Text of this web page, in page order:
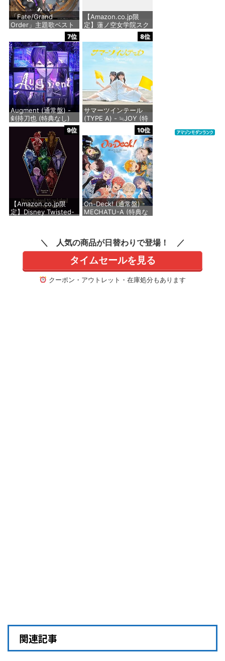
小
価格：¥2,860
「Fate/Grand
Order」主題歌ベスト
アルバム 余韻 [初回限
定盤] [2CD + Blu-ray]
- 坂本真綾
価格：¥4,950
【Amazon.co.jp限
定】蓮ノ空女学院スク
ールアイドルクラブ
Extraシングル「タイ
トル未定」 - 蓮ノ空女
学院スクールアイドル
クラブ[日野下花帆、
村野さやか、大沢瑠璃
乃、百生吟子、徒町小
鈴、安養寺姫芽、セラ
ス 柳田 リリエンフェ
ルト、桂城
価格：¥1,430
7位
Augment (通常盤) -
剣持刀也 (特典なし)
価格：¥2,750
8位
サマーツインテール
(TYPE A) - ≒JOY (特
価格：¥1,488
9位
【Amazon.co.jp限
定】Disney Twisted-
特典：MVミニブロマ
イド7枚セット[サバナ
クロー寮]付)(初回生産
限定盤)
価格：¥6,050
10位
On-Deck! (通常盤) -
MECHATU-A (特典な
価格：¥2,860
人気の商品が日替わりで登場！
タイムセールを見る
クーポン・アウトレット・在庫処分もあります
関連記事